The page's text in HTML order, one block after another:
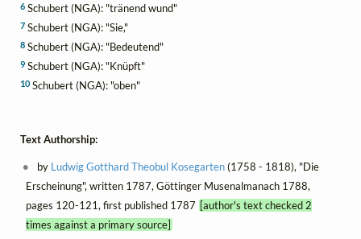
6 Schubert (NGA): "tränend wund"
7 Schubert (NGA): "Sie,"
8 Schubert (NGA): "Bedeutend"
9 Schubert (NGA): "Knüpft"
10 Schubert (NGA): "oben"
Text Authorship:
by Ludwig Gotthard Theobul Kosegarten(1758 - 1818), "Die
Erscheinung", written 1787, Göttinger Musenalmanach 1788,
pages 120-121, first published 1787 [author's text checked 2
times against a primary source]